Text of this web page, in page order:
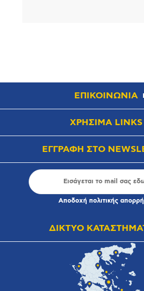
ΕΠΙΚΟΙΝΩΝΙΑ
ΧΡΗΣΙΜΑ LINKS
ΕΓΓΡΑΦΗ ΣΤΟ
Αποδοχή πολιτικής
ΔΙΚΤΥΟ